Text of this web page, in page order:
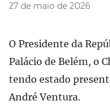
27 de maio de 2026
O Presidente da
Palácio de Belém, o
tendo estado
André Ventura.